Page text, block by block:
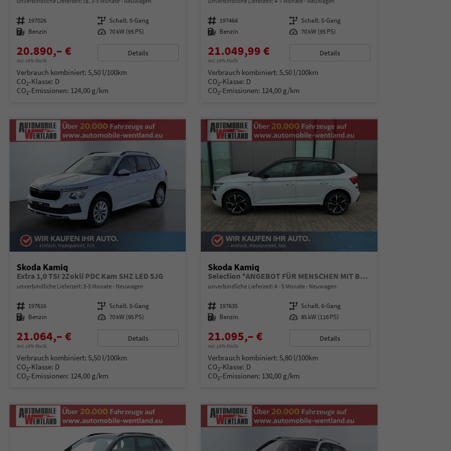
Fahrzeugnummer 197026 Getriebe Schalt. 5-Gang
Kraftstoff Benzin Leistung 70 kW (95 PS)
20.890,– €
incl. 19% MwSt.
Details
Verbrauch kombiniert: 5,50 l/100km
CO2-Klasse: D
CO2-Emissionen: 124,00 g/km
Fahrzeugnummer 197464 Getriebe Schalt. 5-Gang
Kraftstoff Benzin Leistung 70 kW (95 PS)
21.049,99 €
incl. 19% MwSt.
Details
Verbrauch kombiniert:5,50 l/100km
CO2-Klasse: D
CO2-Emissionen: 124,00 g/km
Skoda Kamiq
Extra 1,0 TSI 2Zokli PDC Kam SHZ LED 5JG
unverbindliche Lieferzeit: 3-5 Monate Neuwagen
Fahrzeugnummer 197616 Getriebe Schalt. 5-Gang
Kraftstoff Benzin Leistung 70 kW (95 PS)
21.064,– €
incl. 19% MwSt.
Details
Verbrauch kombiniert: 5,50 l/100km
CO2-Klasse: D
CO2-Emissionen: 124,00 g/km
Skoda Kamiq
Selection *ANGEBOT FÜR MENSCHEN MIT BEHINDERUNG AB 50%! 1.0 TSI 115PS, Klimaanlage, Sitzheizung, Parksensoren hinten, LED-Scheinwerfer, Tempomat, Infotainment 8", Virtual Cockpit Nebelscheinwerfer, Dachreling
unverbindliche Lieferzeit: 4 - 5 Monate Neuwagen
Fahrzeugnummer 197635 Getriebe Schalt. 6-Gang
Kraftstoff Benzin Leistung 85 kW (116 PS)
21.095,– €
incl. 19% MwSt.
Details
Verbrauch kombiniert:5,80 l/100km
CO2-Klasse: D
CO2-Emissionen: 130,00 g/km